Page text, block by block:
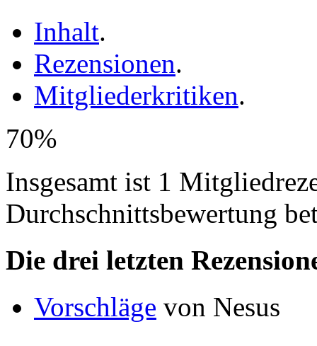
Inhalt.
Rezensionen.
Mitgliederkritiken.
70%
Insgesamt ist 1
Durchschnittsbewertung
Die drei letzten
Vorschläge von Nesus